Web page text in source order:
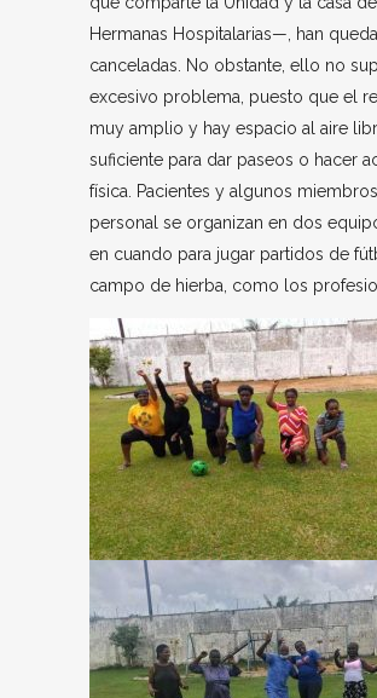
Hermanas Hospitalarias—, han
canceladas. No obstante, ello no
excesivo problema, puesto que el
muy amplio y hay espacio al aire
suficiente para dar paseos o hacer
física. Pacientes y algunos
personal se organizan en dos
en cuando para jugar partidos de
campo de hierba, como los